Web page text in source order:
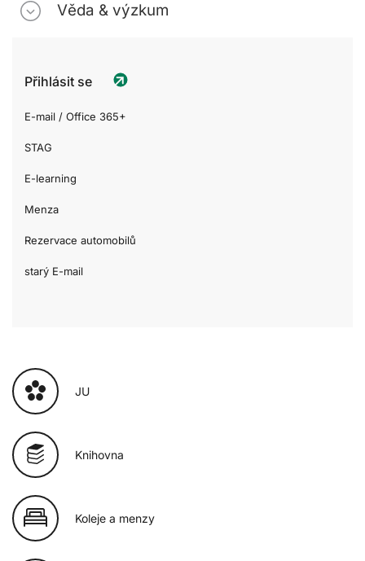
Věda & výzkum
Přihlásit se
E-mail / Office 365+
STAG
E-learning
Menza
Rezervace automobilů
starý E-mail
JU
Knihovna
Koleje a menzy